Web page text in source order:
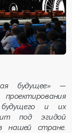
будущее» —
будущего и их
под эгидой
нашей стране.